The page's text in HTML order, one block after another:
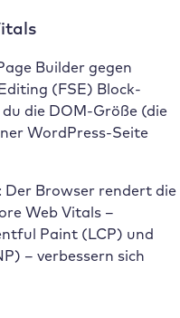
Builder gegen
(FSE) Block-
die DOM-Größe (die
WordPress-Seite
Browser rendert die
Web Vitals –
Paint (LCP) und
– verbessern sich